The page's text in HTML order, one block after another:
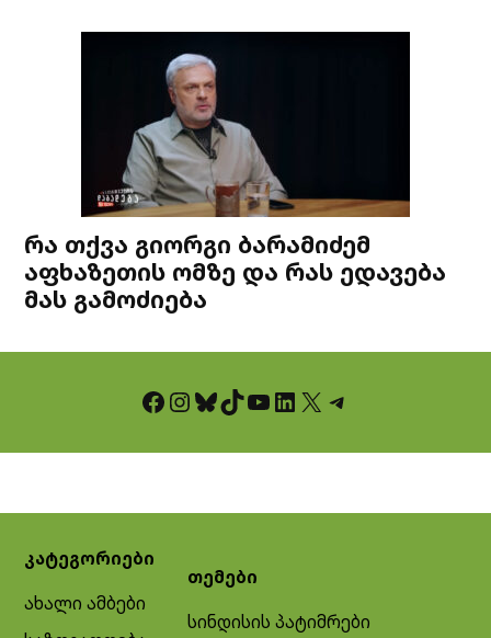
რა თქვა გიორგი ბარამიძემ
აფხაზეთის ომზე და რას ედავება
მას გამოძიება
Facebook InstagramBluesky TikTok YouTube LinkedIn X Telegram
კატეგორიები
ახალი ამბები
თემები
სინდისის პატიმრები